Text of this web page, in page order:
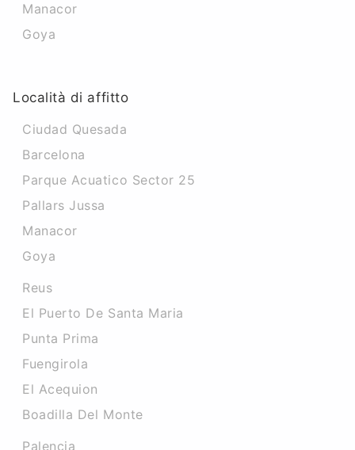
Manacor
Goya
Località di affitto
Ciudad Quesada
Barcelona
Parque Acuatico Sector 25
Pallars Jussa
Manacor
Goya
Reus
El Puerto De Santa Maria
Punta Prima
Fuengirola
El Acequion
Boadilla Del Monte
Palencia